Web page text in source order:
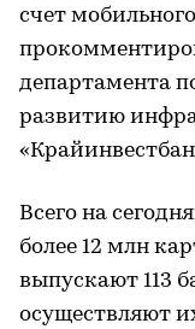
счет
департамента
развитию
Всего на
более 12 млн
выпускают 113
осуществляют